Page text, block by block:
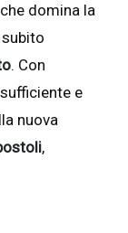
domina la
. Con
e
nuova
,